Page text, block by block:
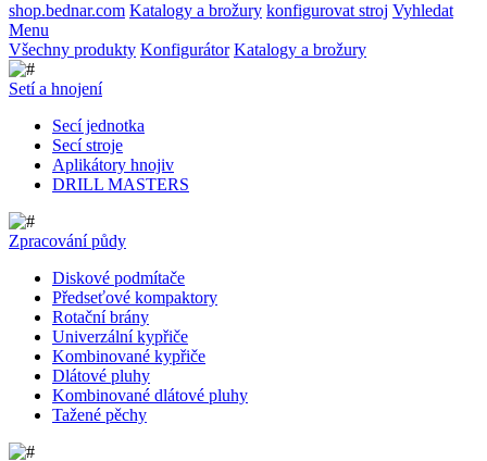
shop.bednar.com Katalogy a brožury konfigurovat stroj Vyhledat
Menu
Všechny produkty Konfigurátor Katalogy a brožury
Setí a hnojení
Secí jednotka
Secí stroje
Aplikátory hnojiv
DRILL MASTERS
Zpracování půdy
Diskové podmítače
Předseťové kompaktory
Rotační brány
Univerzální kypřiče
Kombinované kypřiče
Dlátové pluhy
Kombinované dlátové pluhy
Tažené pěchy